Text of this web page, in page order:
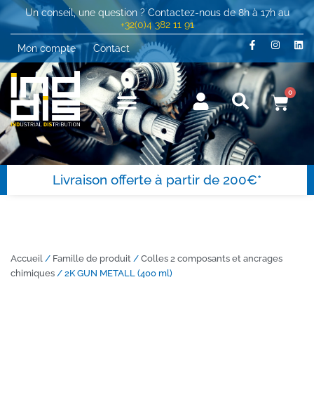
Un conseil, une question ? Contactez-nous de 8h à 17h au
+32(0)4 382 11 91
Mon compte
Contact
0
Livraison offerte à partir de 200€*
Accueil / Famille de produit / Colles 2 composants et ancrages
chimiques / 2K GUN METALL (400 ml)